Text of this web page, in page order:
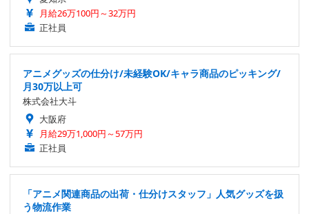
月給26万100円～32万円
正社員
アニメグッズの仕分け/未経験OK/キャラ商品のピッキング/
月30万以上可
株式会社大斗
大阪府
月給29万1,000円～57万円
正社員
「アニメ関連商品の出荷・仕分けスタッフ」人気グッズを扱
う物流作業